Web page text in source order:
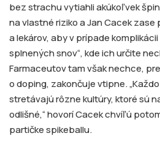
bez strachu vytiahli akúkoľvek
na vlastné riziko a Jan Cacek
a lekárov, aby v prípade
splnených snov“, kde ich určite
Farmaceutov tam však nechce,
o doping, zakončuje vtipne.
stretávajú rôzne kultúry, ktoré sú
odlišné,“ hovorí Cacek chvíľú
partičke spikeballu.